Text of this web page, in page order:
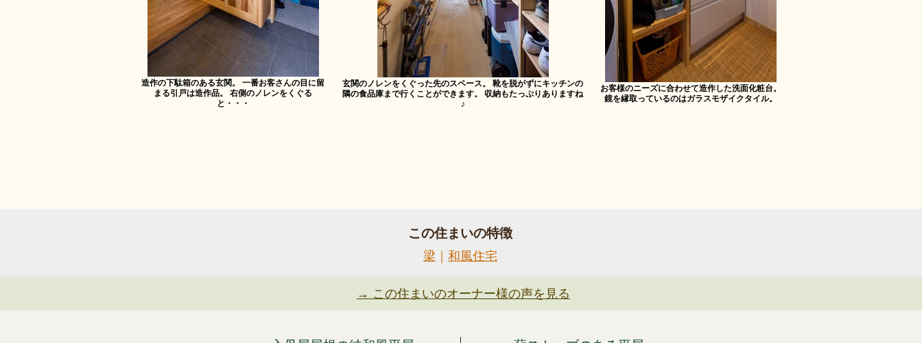
造作の下駄箱のある玄関。 一番お客さんの目に留
まる引戸は造作品。 右側のノレンをくぐる
と・・・
玄関のノレンをくぐった先のスペース。 靴を脱がずにキッチンの
隣の食品庫まで行くことができます。 収納もたっぷりありますね
♪
お客様のニーズに合わせて造作した洗面化粧台。
鏡を縁取っているのはガラスモザイクタイル。
この住まいの特徴
梁 ｜ 和風住宅
→ この住まいのオーナー様の声を見る